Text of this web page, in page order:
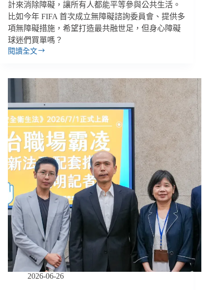
計來消除障礙，讓所有人都能平等參與公共生活。
比如今年 FIFA 首次成立無障礙諮詢委員會、提供多
項無障礙措施，希望打造最共融世足，但身心障礙
球迷們買單嗎？
閱讀全文
史
世
足
賽？
從
手
語、
口
影
像
到
觸
覺
裝
置，
讓
每
2026-06-26